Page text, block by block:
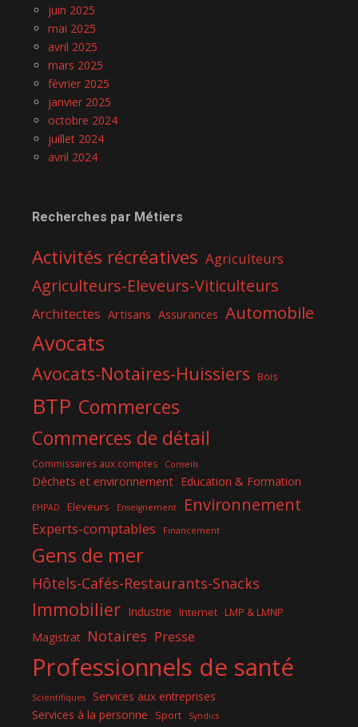
juin 2025
mai 2025
avril 2025
mars 2025
février 2025
janvier 2025
octobre 2024
juillet 2024
avril 2024
Recherches par Métiers
Activités récréatives Agriculteurs
Agriculteurs-Eleveurs-Viticulteurs
Architectes Artisans Assurances Automobile
Avocats
Avocats-Notaires-Huissiers Bois
BTP Commerces
Commerces de détail
Commissaires aux comptes Conseils
Déchets et environnement Education & Formation
EHPAD Eleveurs Enseignement Environnement
Experts-comptables Financement
Gens de mer
Hôtels-Cafés-Restaurants-Snacks
Immobilier Industrie Internet LMP & LMNP
Magistrat Notaires Presse
Professionnels de santé
Scientifiques
Services aux entreprises
Services à la personne
Sport Syndics